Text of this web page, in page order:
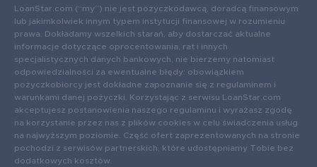
LoanStar.com (“my”) nie jest pożyczkodawcą, doradcą finansowym
lub jakimkolwiek innym typem instytucji finansowej w rozumieniu
prawa. Dokładamy wszelkich starań, aby dostarczać aktualne
informacje dotyczące oprocentowania, rat i innych
specjalistycznych danych bankowych, nie bierzemy natomiast
odpowiedzialności za ewentualne błędy: obowiązkiem
pożyczkobiorcy jest dokładne zapoznanie się z regulaminem i
warunkami danej pożyczki. Korzystając z serwisu LoanStar.com
akceptujesz postanowienia naszego regulaminu i wyrażasz zgodę
na korzystanie przez nas z plików cookies w celu świadczenia usług
na najwyższym poziomie. Część ofert zaprezentowanych na stronie
pochodzi z serwisów partnerskich, które udostępniamy Tobie bez
dodatkowych kosztów.